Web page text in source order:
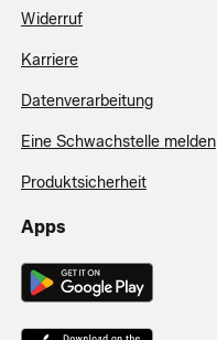
Widerruf
Karriere
Datenverarbeitung
Eine Schwachstelle melden
Produktsicherheit
Apps